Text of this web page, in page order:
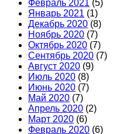
Февраль 2021 (5)
Январь 2021 (1)
Декабрь 2020 (8)
Ноябрь 2020 (7)
Октябрь 2020 (7)
Сентябрь 2020 (7)
Август 2020 (9)
Июль 2020 (8)
Июнь 2020 (7)
Май 2020 (7)
Апрель 2020 (2)
Март 2020 (6)
Февраль 2020 (6)